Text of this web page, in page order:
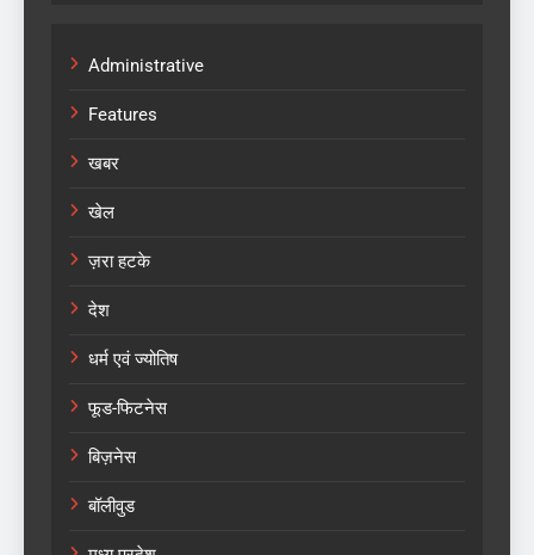
Administrative
Features
खबर
खेल
ज़रा हटके
देश
धर्म एवं ज्योतिष
फूड-फिटनेस
बिज़नेस
बॉलीवुड